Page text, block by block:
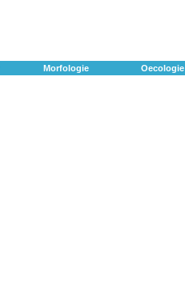
Morfologie Oecologie